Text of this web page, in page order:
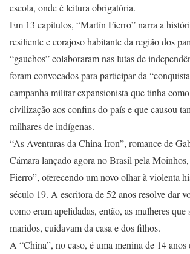
escola, onde é leitura obrigatória.
Em 13 capítulos, “Martín Fierro” narra a
resiliente e corajoso habitante da região dos
“gauchos” colaboraram nas lutas de
foram convocados para participar da
campanha militar expansionista que tinha
civilização aos confins do país e que causou
milhares de indígenas.
“As Aventuras da China Iron”, romance de
Cámara lançado agora no Brasil pela
Fierro”, oferecendo um novo olhar à violenta
século 19. A escritora de 52 anos resolve dar
como eram apelidadas, então, as mulheres que
maridos, cuidavam da casa e dos filhos.
A “China”, no caso, é uma menina de 14